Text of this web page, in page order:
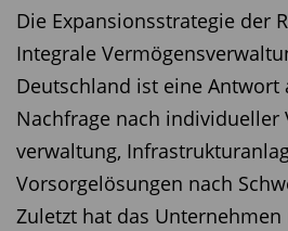
Die Expansionsstrategie der
Integrale
Deutschland ist eine Antwort
Nachfrage nach
verwaltung,
Vorsorgelösungen nach
Zuletzt hat das